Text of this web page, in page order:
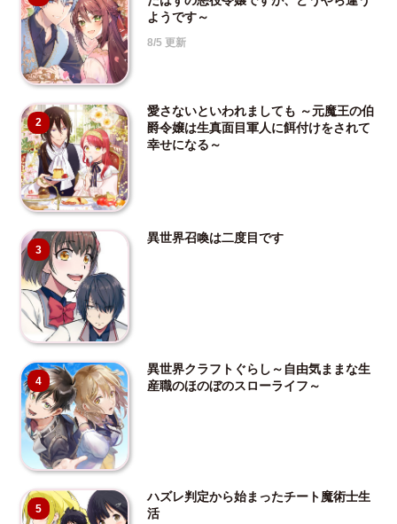
ようです～
8/5 更新
2
愛さないといわれましても ～元魔王の伯
爵令嬢は生真面目軍人に餌付けをされて
幸せになる～
3
異世界召喚は二度目です
4
異世界クラフトぐらし～自由気ままな生
産職のほのぼのスローライフ～
5
ハズレ判定から始まったチート魔術士生
活